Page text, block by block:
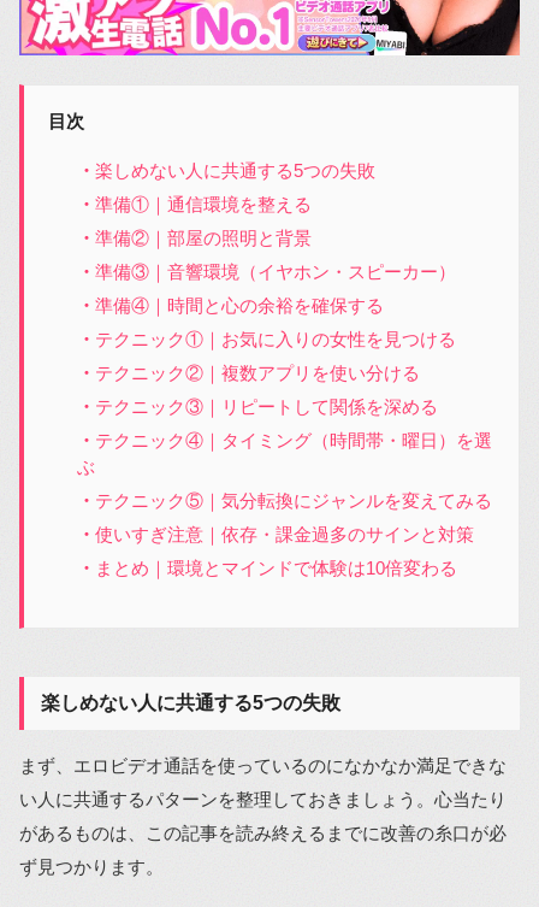
目次
楽しめない人に共通する5つの失敗
準備①｜通信環境を整える
準備②｜部屋の照明と背景
準備③｜音響環境（イヤホン・スピーカー）
準備④｜時間と心の余裕を確保する
テクニック①｜お気に入りの女性を見つける
テクニック②｜複数アプリを使い分ける
テクニック③｜リピートして関係を深める
テクニック④｜タイミング（時間帯・曜日）を選
ぶ
テクニック⑤｜気分転換にジャンルを変えてみる
使いすぎ注意｜依存・課金過多のサインと対策
まとめ｜環境とマインドで体験は10倍変わる
楽しめない人に共通する5つの失敗
まず、エロビデオ通話を使っているのになかなか満足できな
い人に共通するパターンを整理しておきましょう。心当たり
があるものは、この記事を読み終えるまでに改善の糸口が必
ず見つかります。